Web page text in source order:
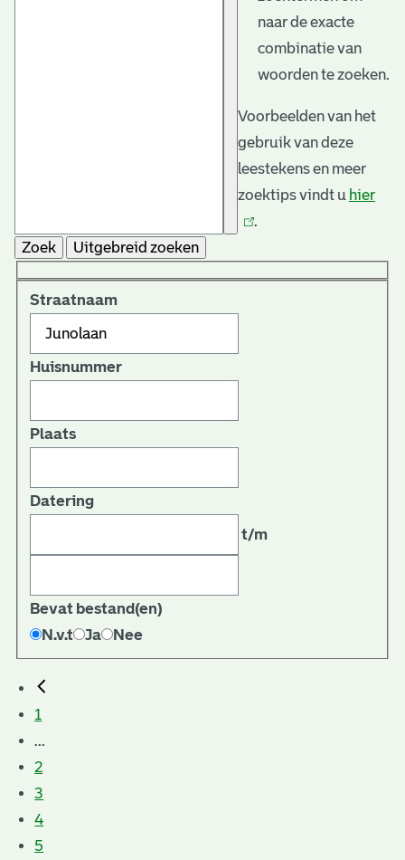
naar de exacte
combinatie van
woorden te zoeken.
Voorbeelden van het
gebruik van deze
leestekens en meer
zoektips vindt u hier
.
Zoek
Uitgebreid zoeken
Straatnaam
Huisnummer
Plaats
Datering
t/m
Bevat bestand(en)
N.v.t
Ja Nee
1
...
2
3
4
5